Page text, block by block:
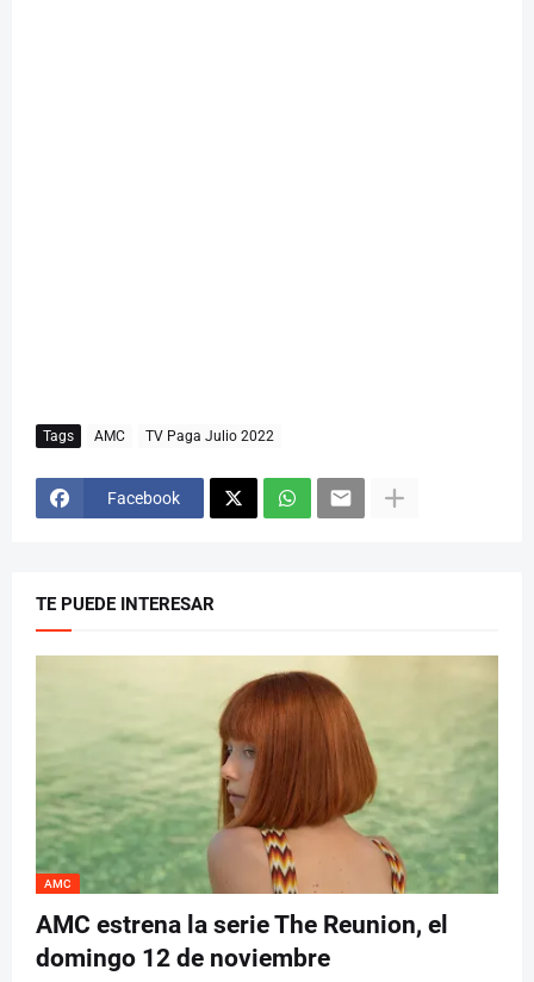
Tags AMC TV Paga Julio 2022
Facebook
TE PUEDE INTERESAR
AMC
AMC estrena la serie The Reunion, el
domingo 12 de noviembre